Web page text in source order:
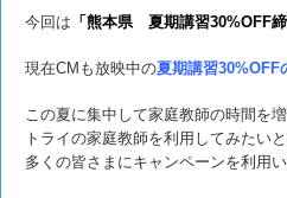
今回は 「熊本県 夏期講習30%OFF締
現在CMも放映中の夏期講習30%OFF
この夏に集中して家庭教師の時間を
トライの家庭教師を利用してみたいと
多くの皆さまにキャンペーンを利用い